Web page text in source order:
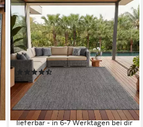
CARPETTEX
Outdoorteppich Unicolor -
Einfarbig, Läufer, Höhe: 5 mm,
Teppich Wetterfest Balkon
Küchenteppich Flachgewebe
Sisaloptik
(81)
ab 23,73 € UVP67,90 €
nur diesen Monat
-65%
lieferbar - in 6-7 Werktagen bei dir